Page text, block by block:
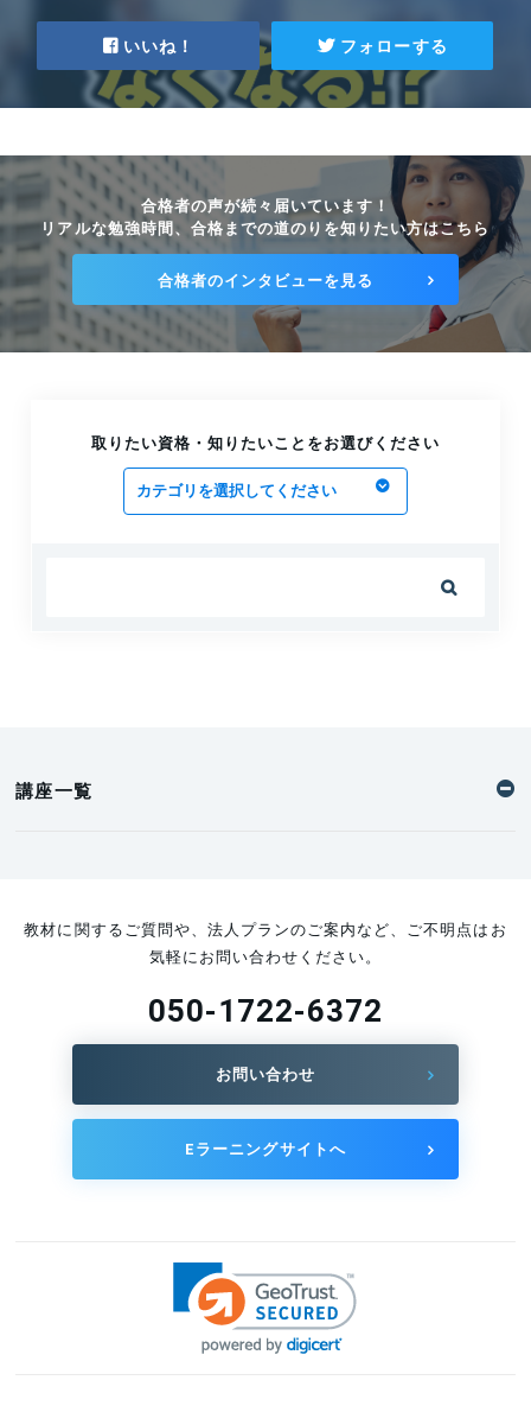
読むべき参考書を紹介
2026.06.08
技術士【電気電子部門】の試験概要から勉強
2026.06.08
技術士の二次試験とは？対策には通信講座
がおすすめ！
2026.06.08
技術士の【情報工学部門】とは？ITシステ
ム技術の専門家！
2026.06.08
2026.06.08
技術士建設部門のおすすめ参考書とは？通信
技術士試験の難易度はどれくらい？部門別の
合格率やおすすめの勉強方法を徹底解説
2026.06.04
技術士の人気部門は？受験者の多い部門ベ
スト5を紹介！
技術士で「独立」するために必要なことを
2026.01.19
2026.01.09
技術士試験に適した電卓の選び方！関数電卓
は持ち込めないので注意しよう
いいね！ フォローする
合格者の声が続々届いています！
リアルな勉強時間、合格までの道のりを知りたい方はこちら
合格者のインタビューを見る
取りたい資格・知りたいことをお選びください

講座一覧
教材に関するご質問や、法人プランのご案内など、ご不明点はお
気軽にお問い合わせください。
050-1722-6372
お問い合わせ
Eラーニングサイトへ